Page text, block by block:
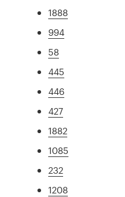
1888
994
58
445
446
427
1882
1085
232
1208